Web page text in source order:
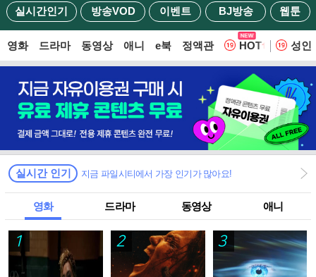
실시간인기 방송VOD 이벤트 BJ방송 웹툰
영화 드라마 동영상 애니 e북 정액관 HOT 웹
성인
실시간 인기 지금 파일시티에서 가장 인기가 많아요!
영화 드라마 동영상 애니
1 2 3